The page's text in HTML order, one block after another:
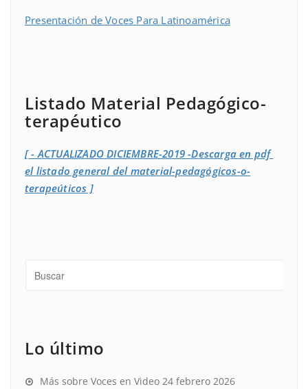
Presentación de Voces Para Latinoamérica
Listado Material Pedagógico-
terapéutico
[ - ACTUALIZADO DICIEMBRE-2019 -Descarga en pdf
el listado general del material-pedagógicos-o-
terapeúticos ]
Lo último
Más sobre Voces en Video 24 febrero 2026